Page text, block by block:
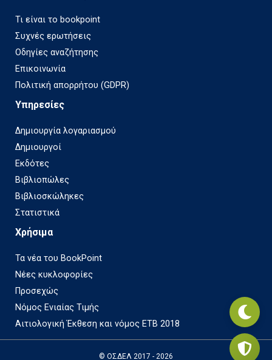
Τι είναι το bookpoint
Συχνές ερωτήσεις
Οδηγίες αναζήτησης
Επικοινωνία
Πολιτική απορρήτου (GDPR)
Υπηρεσίες
Δημιουργία λογαριασμού
Δημιουργοί
Εκδότες
Βιβλιοπώλες
Βιβλιοσκώληκες
Στατιστικά
Χρήσιμα
Τα νέα του BookPoint
Νέες κυκλοφορίες
Προσεχώς
Νόμος Ενιαίας Τιμής
Αιτιολογική Έκθεση και νόμος ΕΤΒ 2018
© ΟΣΔΕΛ 2017 - 2026